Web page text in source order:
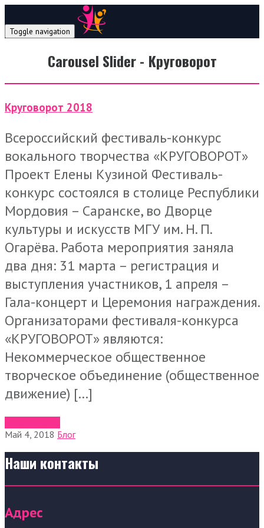
Toggle navigation
Carousel Slider - Круговорот
Круговорот 2018
Всероссийский фестиваль-конкурс
вокального творчества «КРУГОВОРОТ»
Проект Елены Кузиной Фестиваль-
конкурс состоялся в столице Республики
Мордовия – Саранске, во Дворце
культуры и искусств МГУ им. Н. П.
Огарёва. Работа мероприятия заняла
два дня: 31 марта – регистрация и
выступления участников, 1 апреля –
Гала-концерт и Церемония награждения.
Организаторами фестиваля-конкурса
«КРУГОВОРОТ» являются:
Некоммерческое общественное
творческое объединение (общественное
движение) […]
Май 4, 2018 Блог
Наши контакты
Адрес